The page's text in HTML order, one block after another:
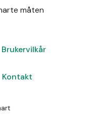
måten
Brukervilkår
Kontakt